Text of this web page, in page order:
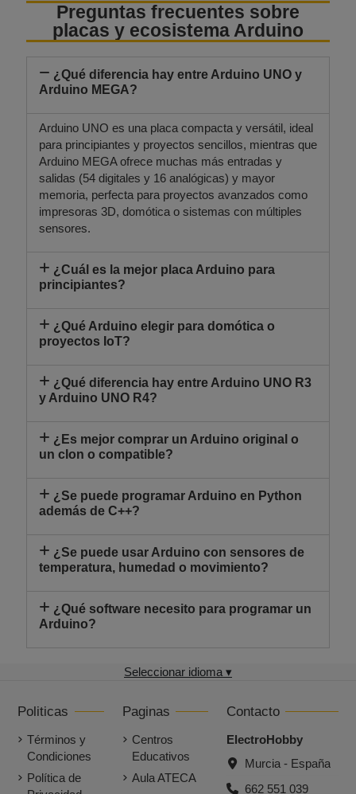
Preguntas frecuentes sobre
placas y ecosistema Arduino
¿Qué diferencia hay entre Arduino UNO y
Arduino MEGA?
Arduino UNO es una placa compacta y versátil, ideal
para principiantes y proyectos sencillos, mientras que
Arduino MEGA ofrece muchas más entradas y
salidas (54 digitales y 16 analógicas) y mayor
memoria, perfecta para proyectos avanzados como
impresoras 3D, domótica o sistemas con múltiples
sensores.
¿Cuál es la mejor placa Arduino para
principiantes?
¿Qué Arduino elegir para domótica o
proyectos IoT?
¿Qué diferencia hay entre Arduino UNO R3
y Arduino UNO R4?
¿Es mejor comprar un Arduino original o
un clon o compatible?
¿Se puede programar Arduino en Python
además de C++?
¿Se puede usar Arduino con sensores de
temperatura, humedad o movimiento?
¿Qué software necesito para programar un
Arduino?
Seleccionar idioma ▾
Politicas
Términos y
Condiciones
Política de
Paginas
Centros
Educativos
Aula ATECA
Contacto
ElectroHobby
Murcia - España
662 551 039